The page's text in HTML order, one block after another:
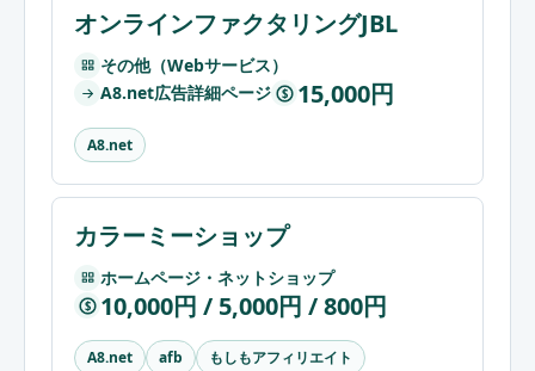
オンラインファクタリングJBL
その他（Webサービス）
A8.net広告詳細ページ
$ 15,000円
A8.net
カラーミーショップ
ホームページ・ネットショップ
$ 10,000円 / 5,000円 / 800円
A8.net afb もしもアフィリエイト